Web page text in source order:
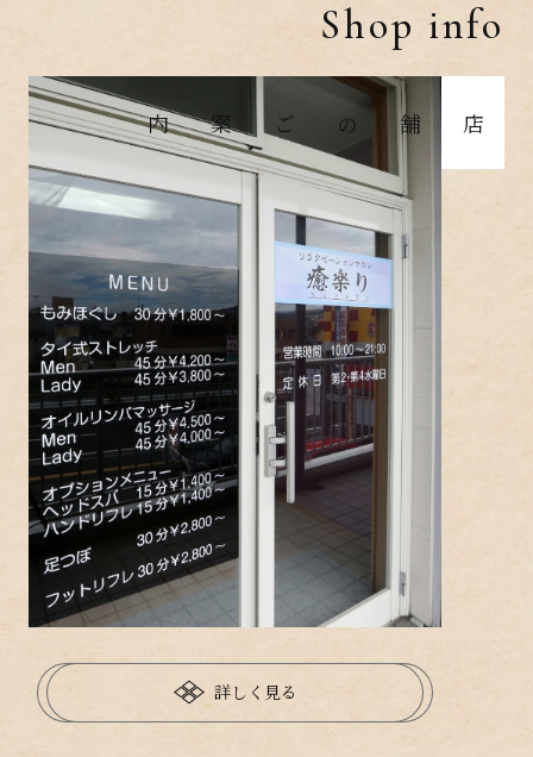
Shop info
詳しく見る
店舗のご案内